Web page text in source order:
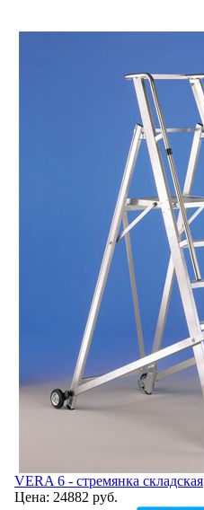
VERA 6 - стремянка складская
Цена: 24882 руб.